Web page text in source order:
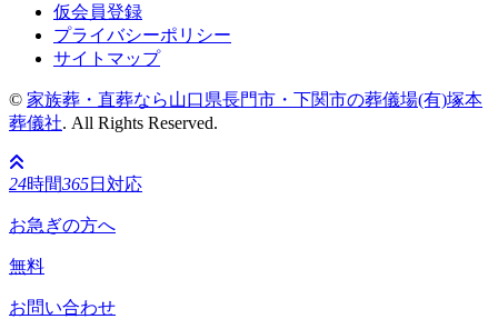
仮会員登録
プライバシーポリシー
サイトマップ
© 家族葬・直葬なら山口県長門市・下関市の葬儀場(有)塚本
葬儀社. All Rights Reserved.
24時間365日対応
お急ぎの方へ
無料
お問い合わせ